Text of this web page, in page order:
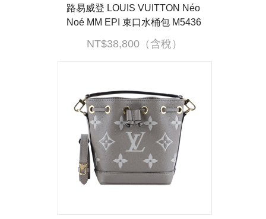
路易威登 LOUIS VUITTON Néo
Noé MM EPI 束口水桶包 M5436
6 晶片款 黑銀EPI NEONOE水桶
包MM 背帶2
NT$38,800（含稅）